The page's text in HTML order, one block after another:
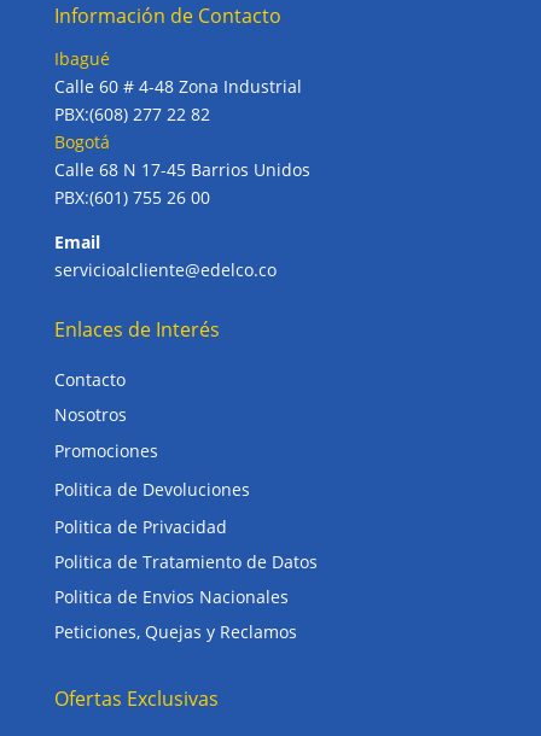
Información de Contacto
Ibagué
Calle 60 # 4-48 Zona Industrial
PBX:(608) 277 22 82
Bogotá
Calle 68 N 17-45 Barrios Unidos
PBX:(601) 755 26 00
Email
servicioalcliente@edelco.co
Enlaces de Interés
Contacto
Nosotros
Promociones
Politica de Devoluciones
Politica de Privacidad
Politica de Tratamiento de Datos
Politica de Envios Nacionales
Peticiones, Quejas y Reclamos
Ofertas Exclusivas